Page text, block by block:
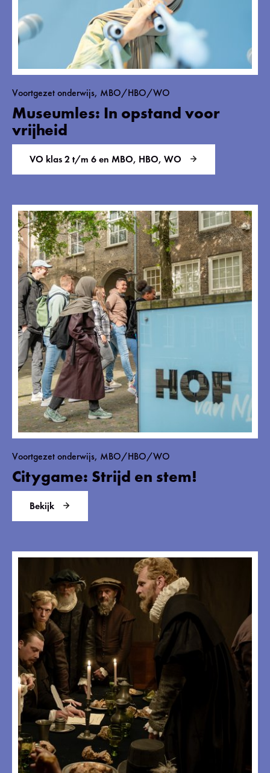
Museumles: In opstand voor
vrijheid
Voortgezet onderwijs, MBO/HBO/WO
VO klas 2 t/m 6 en MBO, HBO, WO
Citygame: Strijd en stem!
Voortgezet onderwijs, MBO/HBO/WO
Bekijk